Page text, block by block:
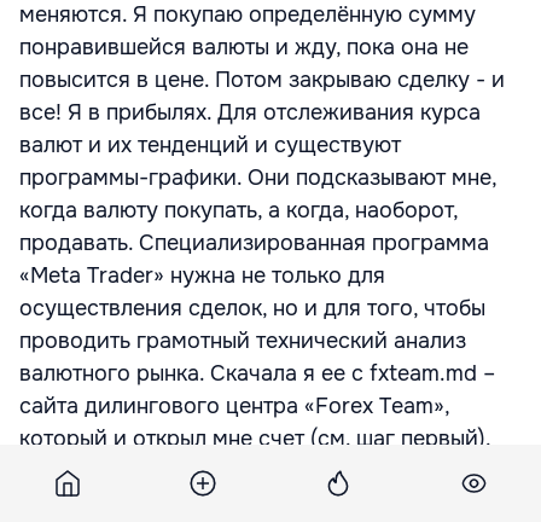
меняются. Я покупаю определённую сумму
понравившейся валюты и жду, пока она не
повысится в цене. Потом закрываю сделку - и
все! Я в прибылях. Для отслеживания курса
валют и их тенденций и существуют
программы-графики. Они подсказывают мне,
когда валюту покупать, а когда, наоборот,
продавать. Специализированная программа
«Meta Trader» нужна не только для
осуществления сделок, но и для того, чтобы
проводить грамотный технический анализ
валютного рынка. Скачала я ее с fxteam.md –
сайта дилингового центра «Forex Team»,
который и открыл мне счет (см. шаг первый).
Шаг третий: выясняю тенденции